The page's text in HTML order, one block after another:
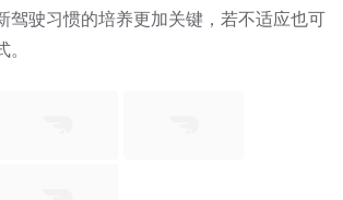
驾驶习惯的培养更加关键，若不适应也可